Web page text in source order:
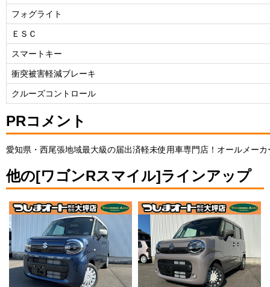
フォグライト
ＥＳＣ
スマートキー
衝突被害軽減ブレーキ
クルーズコントロール
PRコメント
愛知県・西尾張地域最大級の届出済軽未使用車専門店！オールメーカ
他の[ワゴンRスマイル]ラインアップ